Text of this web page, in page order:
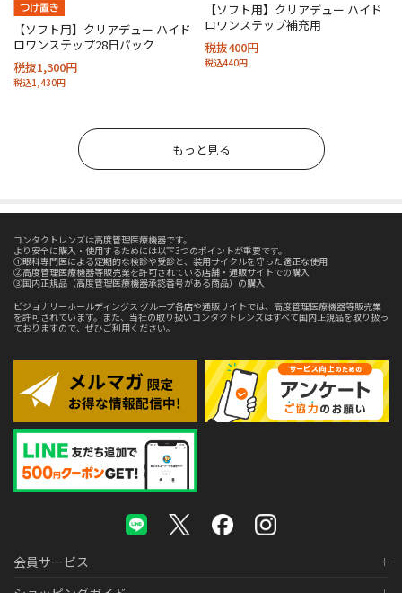
【ソフト用】クリアデュー ハイド
ロワンステップ28日パック
税抜1,300円
税込1,430円
【ソフト用】クリアデュー ハイド
ロワンステップ補充用
税抜400円
税込440円
もっと見る
コンタクトレンズは高度管理医療機器です。
より安全に購入・使用するためには以下3つのポイントが重要です。
①眼科専門医による定期的な検診や受診と、装用サイクルを守った適正な使用
②高度管理医療機器等販売業を許可されている店舗・通販サイトでの購入
③国内正規品（高度管理医療機器承認番号がある商品）の購入
ビジョナリーホールディングス グループ各店や通販サイトでは、高度管理医療機器等販売業
を許可されています。また、当社の取り扱いコンタクトレンズはすべて国内正規品を取り扱っ
ておりますので、ぜひご利用ください。
会員サービス